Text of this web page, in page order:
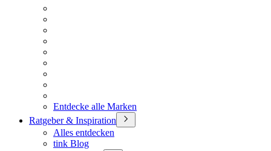
Entdecke alle Marken
Ratgeber & Inspiration
Alles entdecken
tink Blog